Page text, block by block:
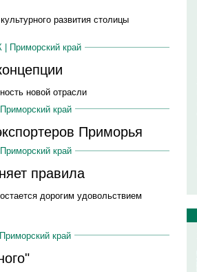
развития столицы
Приморский край
новой отрасли
Приморский край
Приморья
Приморский край
правила
дорогим удовольствием
Приморский край